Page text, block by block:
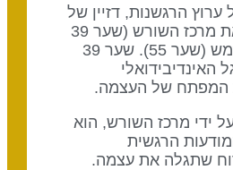
הרגשנות, דזיין של
מצב רוח. מקשר את מרכז השורש (שער 39
למרכז מקלעת השמש (שער 55). שער 39
המפתח של העצמה.
על ידי מרכז השורש, הוא
הרגשית
שתגלה את עצמה.